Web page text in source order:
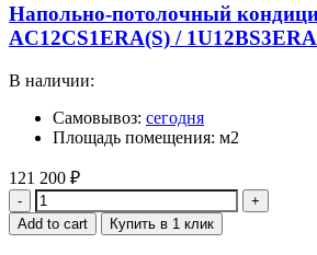
Напольно-потолочный
AC12CS1ERA(S) / 1U12BS3ERA
В наличии:
Самовывоз: сегодня
Площадь помещения: м2
121 200 ₽
Quantity
Add to cart Купить в 1 клик